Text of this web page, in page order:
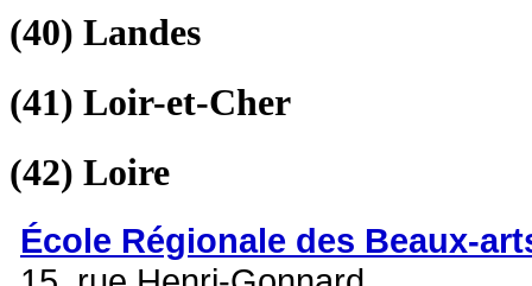
(40) Landes
(41) Loir-et-Cher
(42) Loire
École Régionale des Beaux-